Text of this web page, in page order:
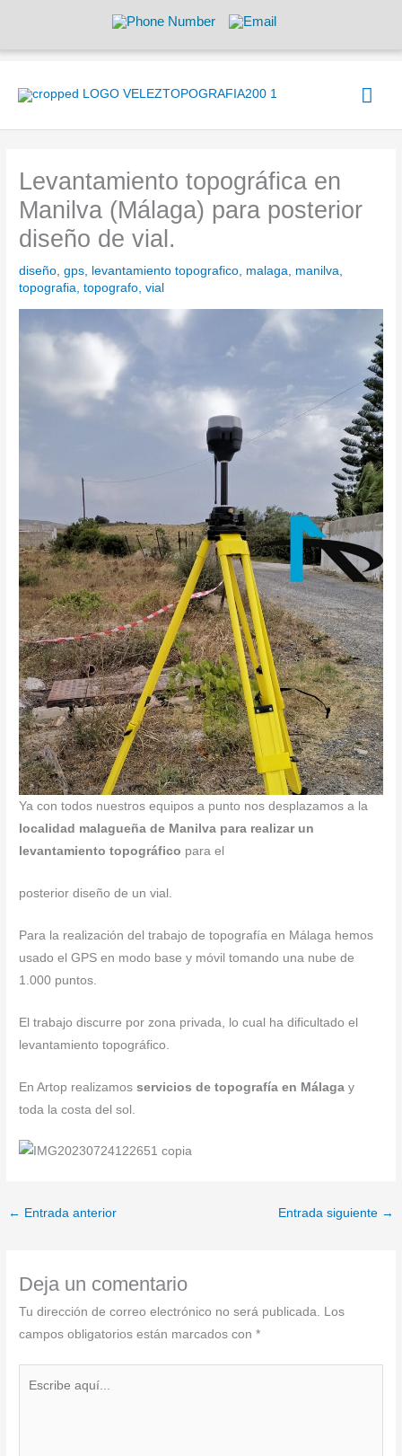
contenido
Levantamiento topográfica en
Manilva (Málaga) para posterior
diseño de vial.
diseño,gps, levantamiento topografico, malaga, manilva,
topografia,topografo,vial
Ya con todos nuestros equipos a punto nos desplazamos a la
localidad malagueña de Manilva para realizar un
levantamiento topográfico para el
posterior diseño de un vial.
Para la realización del trabajo de topografía en Málaga hemos
usado el GPS en modo base y móvil tomando una nube de
1.000 puntos.
El trabajo discurre por zona privada, lo cual ha dificultado el
levantamiento topográfico.
En Artop realizamosservicios de topografía en Málagay
toda la costa del sol.
← Entrada anterior Entrada siguiente →
Deja un comentario
Tu dirección de correo electrónico no será publicada. Los
campos obligatorios están marcados con*